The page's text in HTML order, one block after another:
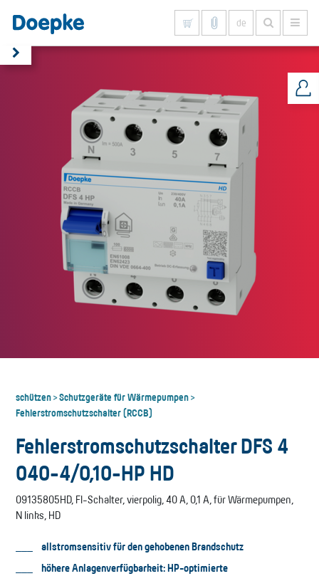
de
schützen>Schutzgeräte für Wärmepumpen>
Fehlerstromschutzschalter (RCCB)
Fehlerstromschutzschalter DFS 4
040-4/0,10-HP HD
09135805HD, FI-Schalter, vierpolig, 40 A, 0,1 A, für Wärmepumpen,
N links, HD
allstromsensitiv für den gehobenen Brandschutz
höhere Anlagenverfügbarkeit: HP-optimierte